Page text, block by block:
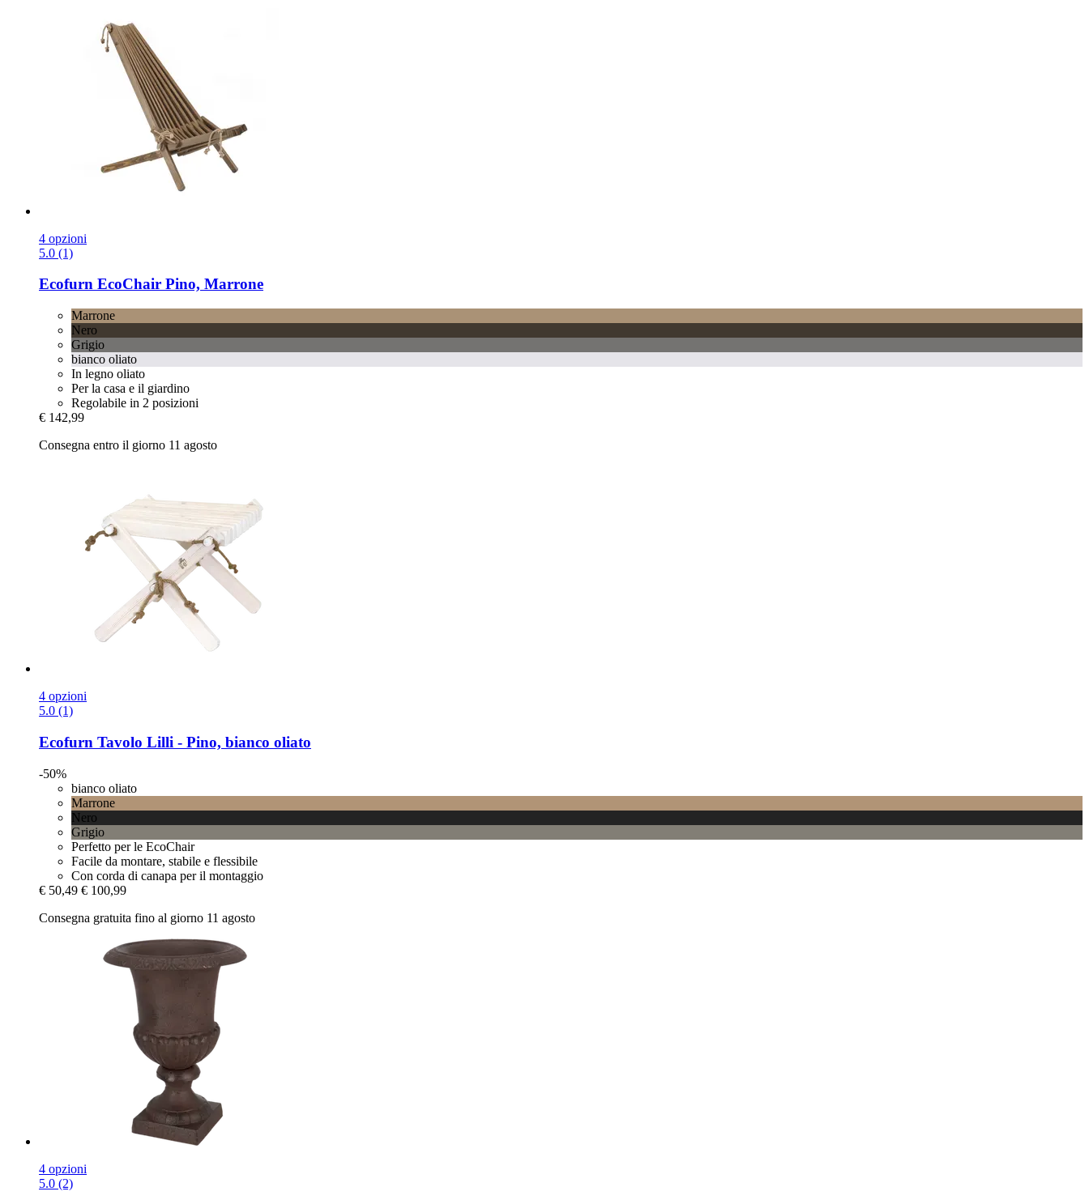
4 opzioni
5.0 (1)
Ecofurn EcoChair Pino, Marrone
Marrone
Nero
Grigio
bianco oliato
In legno oliato
Per la casa e il giardino
Regolabile in 2 posizioni
€ 142,99
Consegna entro il giorno 11 agosto
4 opzioni
5.0 (1)
Ecofurn Tavolo Lilli -​ Pino, bianco oliato
-50%
bianco oliato
Marrone
Nero
Grigio
Perfetto per le EcoChair
Facile da montare, stabile e flessibile
Con corda di canapa per il montaggio
€ 50,49 € 100,99
Consegna gratuita fino al giorno 11 agosto
4 opzioni
5.0 (2)